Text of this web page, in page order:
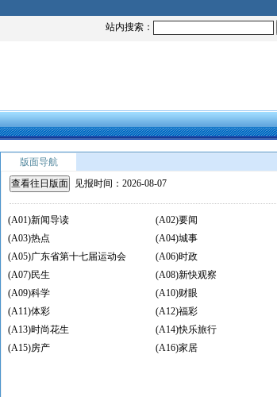
站内搜索：
版面导航
查看往日版面
见报时间： 2026-08-07
(A01)新闻导读
(A02)要闻
(A03)热点
(A04)城事
(A05)广东省第十七届运动会
(A06)时政
(A07)民生
(A08)新快观察
(A09)科学
(A10)财眼
(A11)体彩
(A12)福彩
(A13)时尚花生
(A14)快乐旅行
(A15)房产
(A16)家居